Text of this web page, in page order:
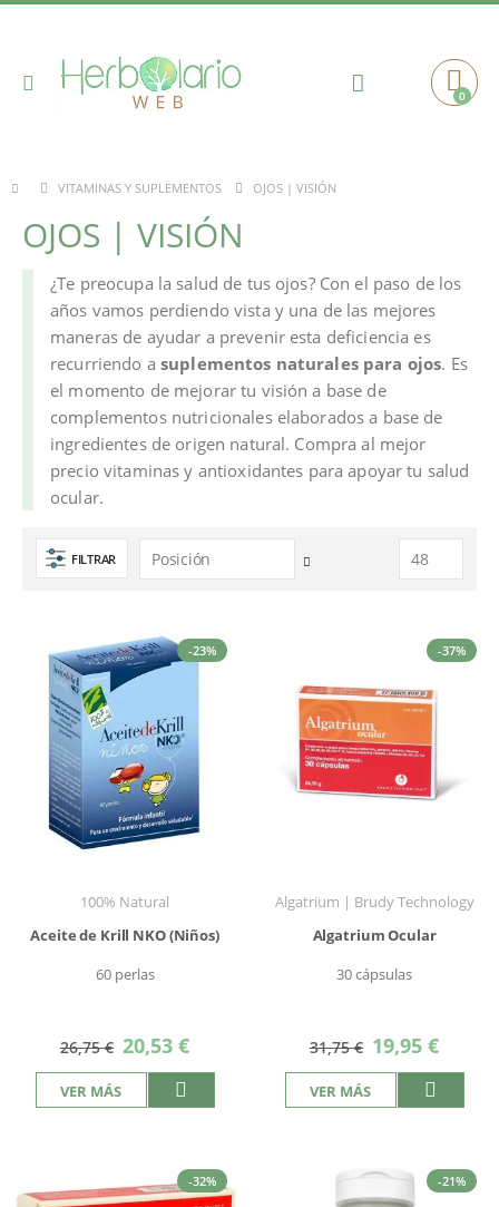
Toggle
Cart0
VITAMINAS Y SUPLEMENTOS OJOS | VISIÓN
OJOS | VISIÓN
¿Te preocupa la salud de tus ojos? Con el paso de los
años vamos perdiendo vista y una de las mejores
maneras de ayudar a prevenir esta deficiencia es
recurriendo a suplementos naturales para ojos. Es
el momento de mejorar tu visión a base de
complementos nutricionales elaborados a base de
ingredientes de origen natural. Compra al mejor
precio vitaminas y antioxidantes para apoyar tu salud
ocular.
FILTRAR
Fijar
-23%
100% Natural
Aceite de Krill NKO (Niños)
60 perlas
26,75 € Precio
especial
20,53 €
VER MÁS
-37%
Algatrium | Brudy Technology
Algatrium Ocular
30 cápsulas
31,75 € Precio
especial
19,95 €
VER MÁS
-32% -21%